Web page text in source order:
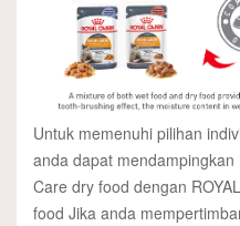
Untuk memenuhi pilihan
anda dapat mendampingkan
Care dry food dengan
food Jika anda